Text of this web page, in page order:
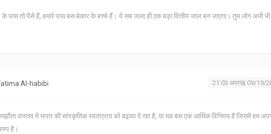
पास तो पैसे हैं, हमारे पास बस बेकार के बच्चे हैं। ये सब जल्द ही एक बड़ा वित्तीय जाल बन जाएगा। तुम लोग अभी
Al-habibi 21:03 अपराह्न 09/19/
वास्तव में भारत की सांस्कृतिक स्वतंत्रता को बढ़ावा दे रहा है, या यह बस एक आर्थिक विनिमय है जिसमें हम
है।